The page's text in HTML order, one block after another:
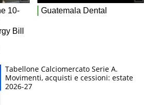
Tabellone Calciomercato Serie A.
Movimenti, acquisti e cessioni: estate
2026-27